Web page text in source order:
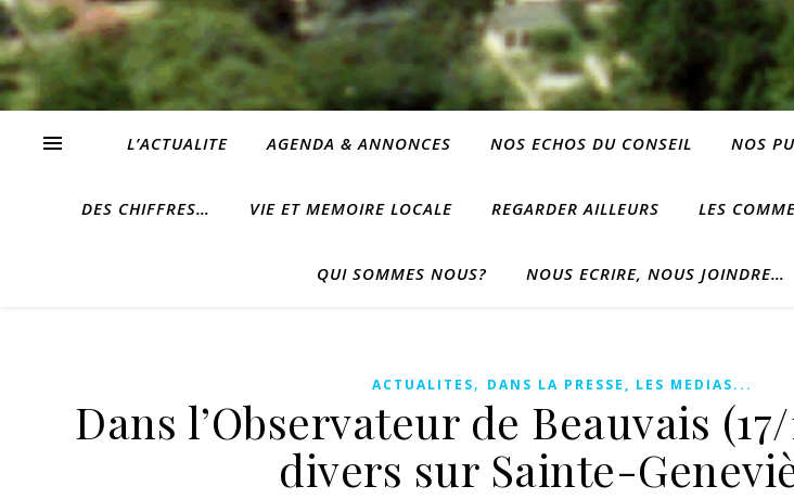
L’ACTUALITE AGENDA & ANNONCES NOS ECHOS DU CONSEIL NOS
DES CHIFFRES… VIE ET MEMOIRE LOCALE REGARDER AILLEURS LES
QUI SOMMES NOUS? NOUS ECRIRE, NOUS JOINDRE…
ACTUALITES, DANS LA PRESSE, LES MEDIAS...
Dans l’Observateur de Beauvais
divers sur Sainte-